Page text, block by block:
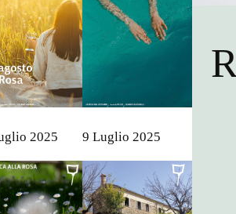
2025 9 Luglio 2025